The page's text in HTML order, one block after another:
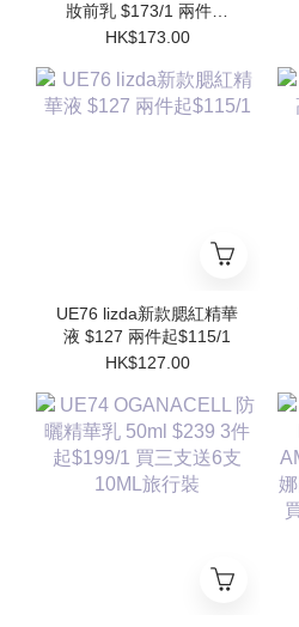
妝前乳 $173/1 兩件起
$155/1 件
HK$173.00
UE76 lizda新款腮紅精華
液 $127 兩件起$115/1
HK$127.00